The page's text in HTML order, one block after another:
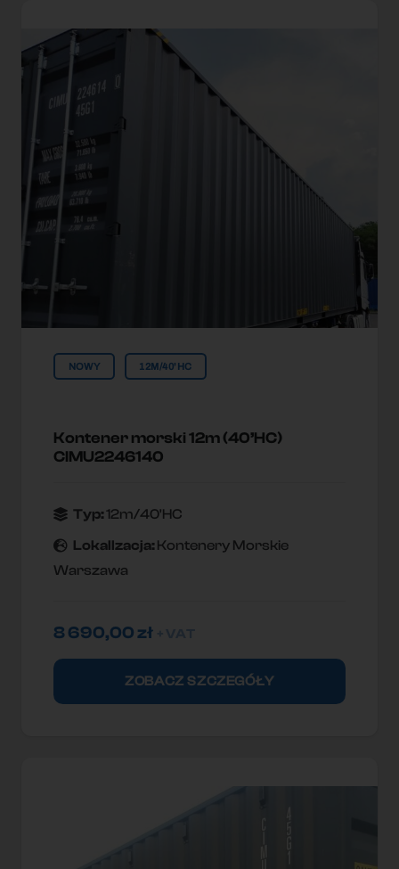
NOWY 12M/40'HC
Kontener morski 12m (40’HC)
CIMU2246140
Typ:12m/40'HC
Lokallzacja: Kontenery Morskie
Warszawa
8 690,00zł
ZOBACZ SZCZEGÓŁY